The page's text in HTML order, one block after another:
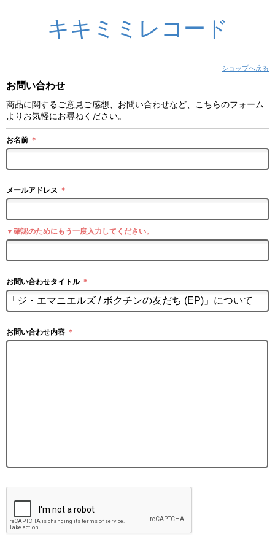
キキミミレコード
ショップへ戻る
お問い合わせ
商品に関するご意見ご感想、お問い合わせなど、こちらのフォーム
よりお気軽にお尋ねください。
お名前 ＊
メールアドレス ＊
▼確認のためにもう一度入力してください。
お問い合わせタイトル ＊
お問い合わせ内容 ＊